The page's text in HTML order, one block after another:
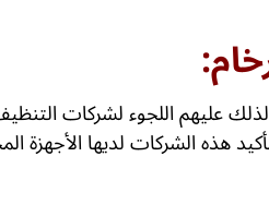
عليهم اللجوء لشركات
هذه الشركات لديها